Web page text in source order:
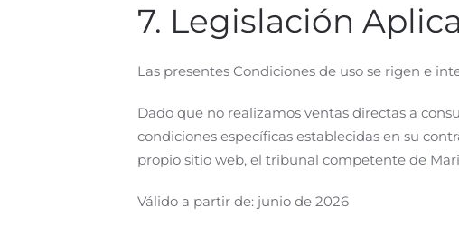
7. Legislación
Las presentes Condiciones de uso se rigen e
Dado que no realizamos ventas directas a
condiciones específicas establecidas en su
propio sitio web, el tribunal competente de
Válido a partir de: junio de 2026